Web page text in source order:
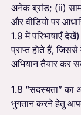
अनेक ब्रांड; (ii)
और वीडियो पर
1.9 में परिभाषाएँ
प्राप्त होते हैं,
अभियान तैयार कर
1.8 “सदस्यता” का
भुगतान करने हेतु